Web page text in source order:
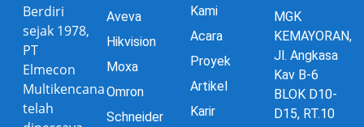
Berdiri
sejak 1978,
PT
Elmecon
Multikencana
telah
Aveva
Hikvision
Moxa
Omron
Schneider
Kami
Acara
Proyek
Artikel
Karir
MGK
KEMAYORAN,
Jl. Angkasa
Kav B-6
BLOK D10-
D15, RT.10